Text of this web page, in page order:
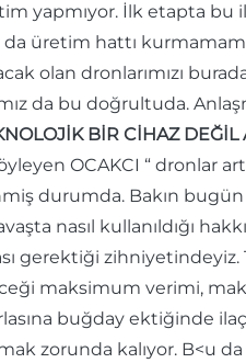
yapmıyor. İlk etapta
da üretim hattı
olan dronlarımızı
da bu doğrultuda.
BİR CİHAZ DEĞİL
OCAKCI “ dronlar
durumda. Bakın
nasıl kullanıldığı
gerektiği
maksimum verimi,
buğday ektiğinde
zorunda kalıyor. B<u da